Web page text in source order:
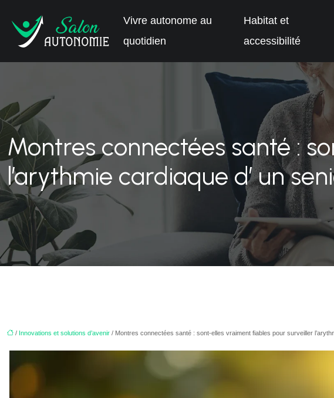
Vivre autonome au
quotidien
Habitat et
accessibilité
Montres connectées santé :
l’arythmie cardiaque d’ un
/ Innovations et solutions d’avenir / Montres connectées santé : sont-elles vraiment fiables pour surveiller